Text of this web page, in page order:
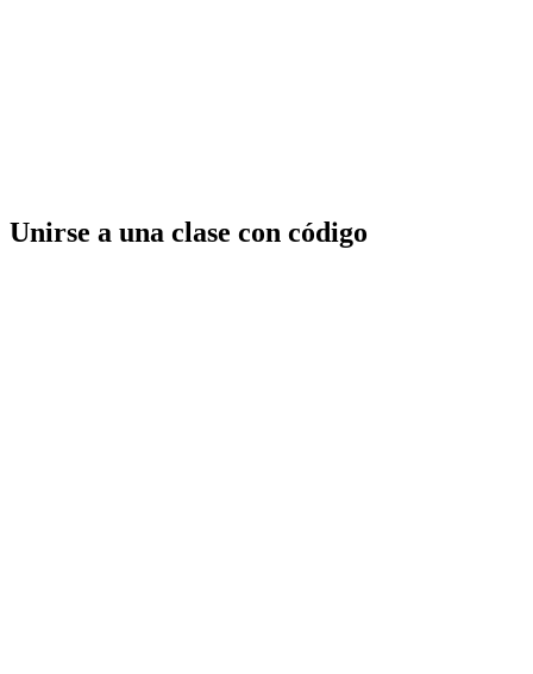
Unirse a una clase con código